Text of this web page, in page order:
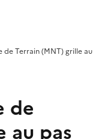
de Terrain (MNT) grille au
de
au pas